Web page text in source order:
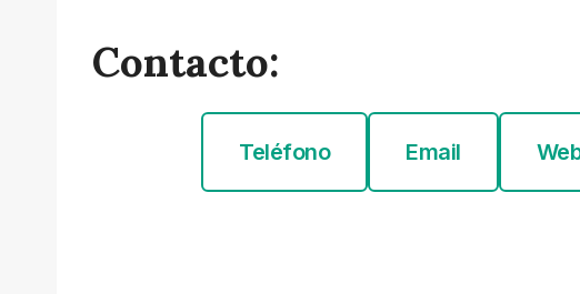
Contacto:
Teléfono Email